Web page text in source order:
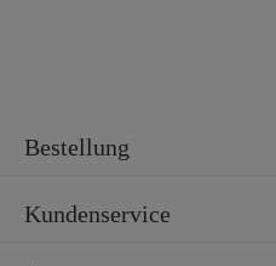
Bestellung
Kundenservice